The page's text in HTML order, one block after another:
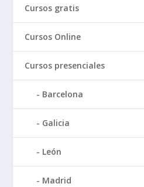
Cursos gratis
Cursos Online
Cursos presenciales
Barcelona
Galicia
León
Madrid